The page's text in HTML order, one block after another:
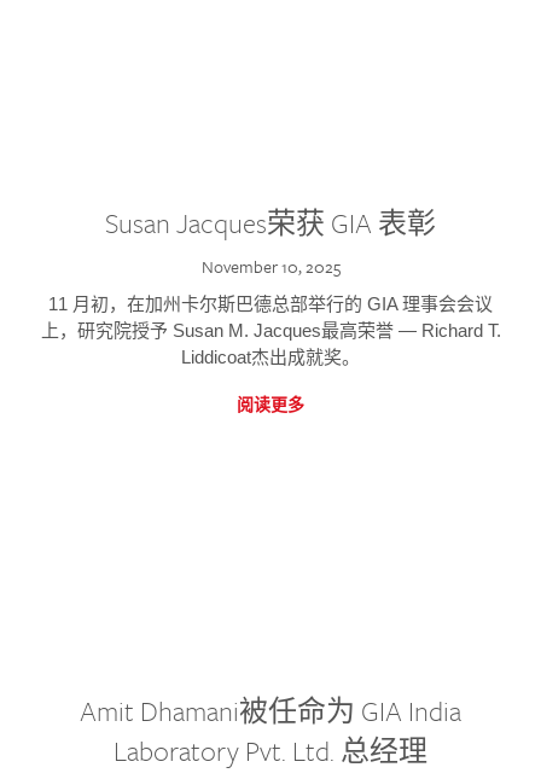
Susan Jacques荣获 GIA 表彰
November 10, 2025
11 月初，在加州卡尔斯巴德总部举行的 GIA 理事会会议
上，研究院授予 Susan M. Jacques最高荣誉 — Richard T.
Liddicoat杰出成就奖。
阅读更多
Amit Dhamani被任命为 GIA India
Laboratory Pvt. Ltd. 总经理